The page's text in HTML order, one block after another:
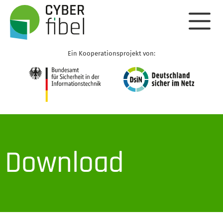
Ein Kooperationsprojekt von:
Download